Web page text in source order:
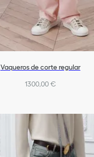
Vaqueros de corte regular
1300,00 €